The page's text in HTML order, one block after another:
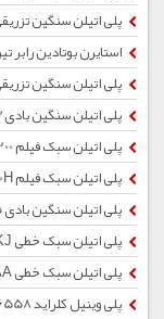
پلی اتیلن سنگین تزریقی
استایرن بوتادین رابر تیره
پلی اتیلن سنگین تزریقی
پلی اتیلن سنگین بادی BL3
پلی اتیلن سبک فیلم 0200
پلی اتیلن سبک فیلم 2420H
پلی اتیلن سنگین بادی 0035
پلی اتیلن سبک خطی 0220KJ
پلی اتیلن سبک خطی 0220AA
پلی وینیل کلراید S6558